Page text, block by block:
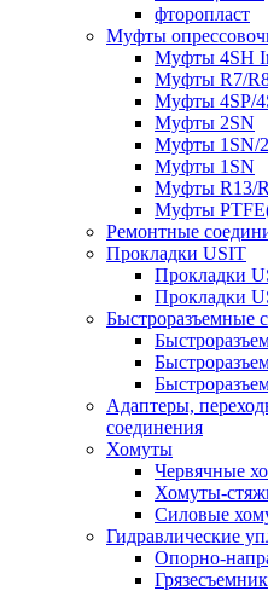
фторопласт
Муфты
Муфты 4SH
Муфты R7/
Муфты 4SP/
Муфты 2SN
Муфты 1SN/
Муфты 1SN
Муфты R13/
Муфты
Ремонтные
Прокладки USIT
Прокладки
Прокладки
Быстроразъемные
Адаптеры,
соединения
Хомуты
Червячные
Хомуты-
Силовые
Гидравлические
Опорно-